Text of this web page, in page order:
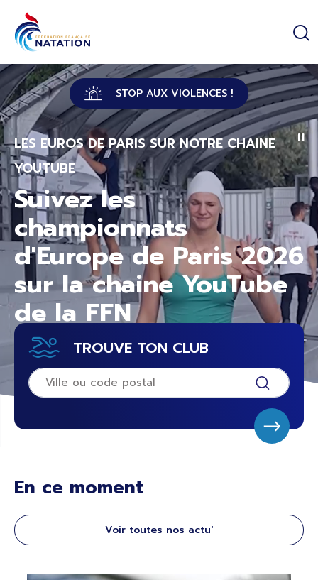
Passer au contenu principal
STOP AUX VIOLENCES !
LES EUROS DE PARIS SUR NOTRE CHAINE
YOUTUBE
Suivez les
championnats
d'Europe de Paris 2026
sur la chaine YouTube
de la FFN
TROUVE TON CLUB
En ce moment
Voir toutes nos actu'
Panneau de gestion des cookies